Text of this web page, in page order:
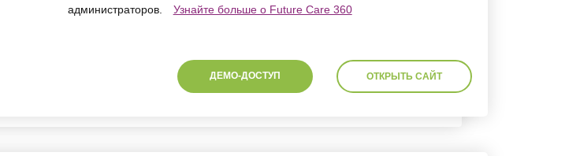
администраторов.
Узнайте больше о Future Care 360
ДЕМО-ДОСТУП ОТКРЫТЬ САЙТ